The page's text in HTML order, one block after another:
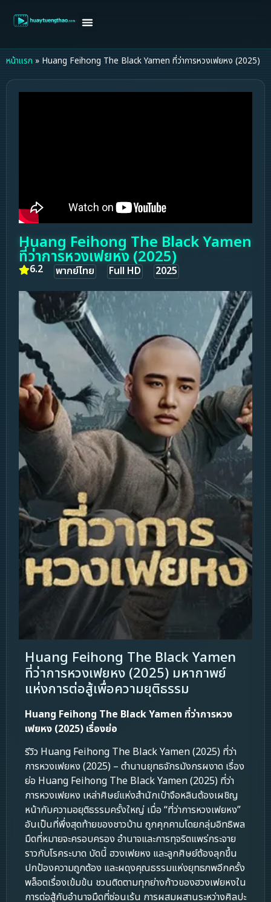
หน้าแรก » Huang Feihong The Black Yamen ที่ว่าการหวงเฟยหง (2025)
Huang Feihong The Black Yamen
ที่ว่าการหวงเฟยหง (2025)
6.2 พากย์ไทย Full HD 2025
Huang Feihong The Black Yamen
ที่ว่าการหวงเฟยหง (2025) มหากาพย์
แห่งการต่อสู้เพื่อความยุติธรรม
Huang Feihong The Black Yamen ที่ว่าการหวง
เฟยหง (2025) เรื่องย่อ
รีวิว Huang Feihong The Black Yamen (2025) ที่ว่า
การหวงเฟยหง (2025) – ตำนานยุทธจักรมังกรผงาด เรื่อง
ย่อ Huang Feihong The Black Yamen (2025) ที่ว่า
การหวงเฟยหง เหล่าศิษย์แห่งสำนักเป๋าจือหลินต้องเผชิญ
หน้ากับความอยุติธรรมครั้งใหญ่ เมื่อ “ที่ว่าการหวงเฟยหง”
อันเป็นที่พึ่งสุดท้ายของชาวบ้าน ถูกคุกคามโดยกลุ่มอิทธิพล
มืดที่หมายจะครอบครอง อำนาจและการทุจริตแพร่กระจาย
ราวกับโรคระบาด บัดนี้ ฮวงเฟยหง และลูกศิษย์ต้องลุกขึ้น
ปกป้องความถูกต้อง และผดุงคุณธรรมแห่งยุทธภพอีกครั้ง
พล็อตเรื่องเข้มข้น ชวนติดตามทุกย่างก้าวของฮวงเฟยหงใน
การต่อสู้กับอำนาจมืดที่ซ่อนเร้น การผสมผสานระหว่างศิลปะ